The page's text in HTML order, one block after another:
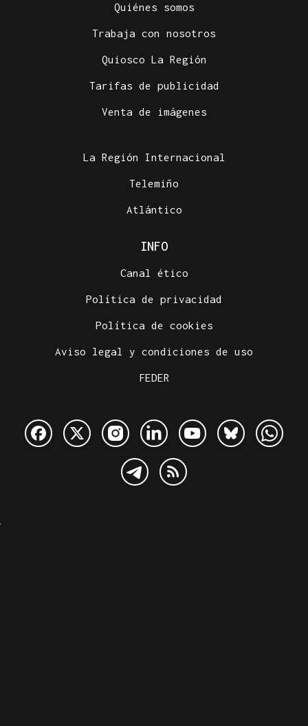
Quiénes somos
Trabaja con nosotros
Quiosco La Región
Tarifas de publicidad
Venta de imágenes
La Región Internacional
Telemiño
Atlántico
INFO
Canal ético
Política de privacidad
Política de cookies
Aviso legal y condiciones de uso
FEDER